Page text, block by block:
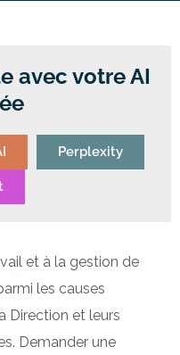
avec votre AI
Perplexity
et à la gestion de
les causes
Direction et leurs
Demander une